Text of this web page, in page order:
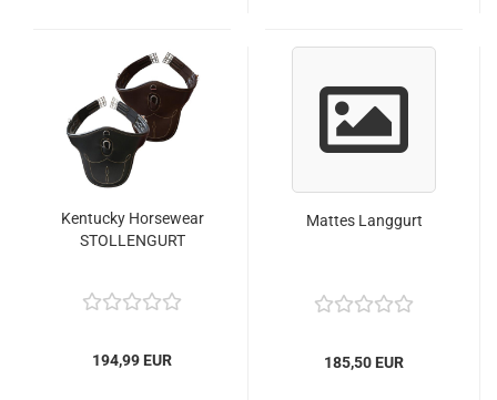
Kentucky Horsewear
STOLLENGURT
194,99 EUR
Mattes Langgurt
185,50 EUR